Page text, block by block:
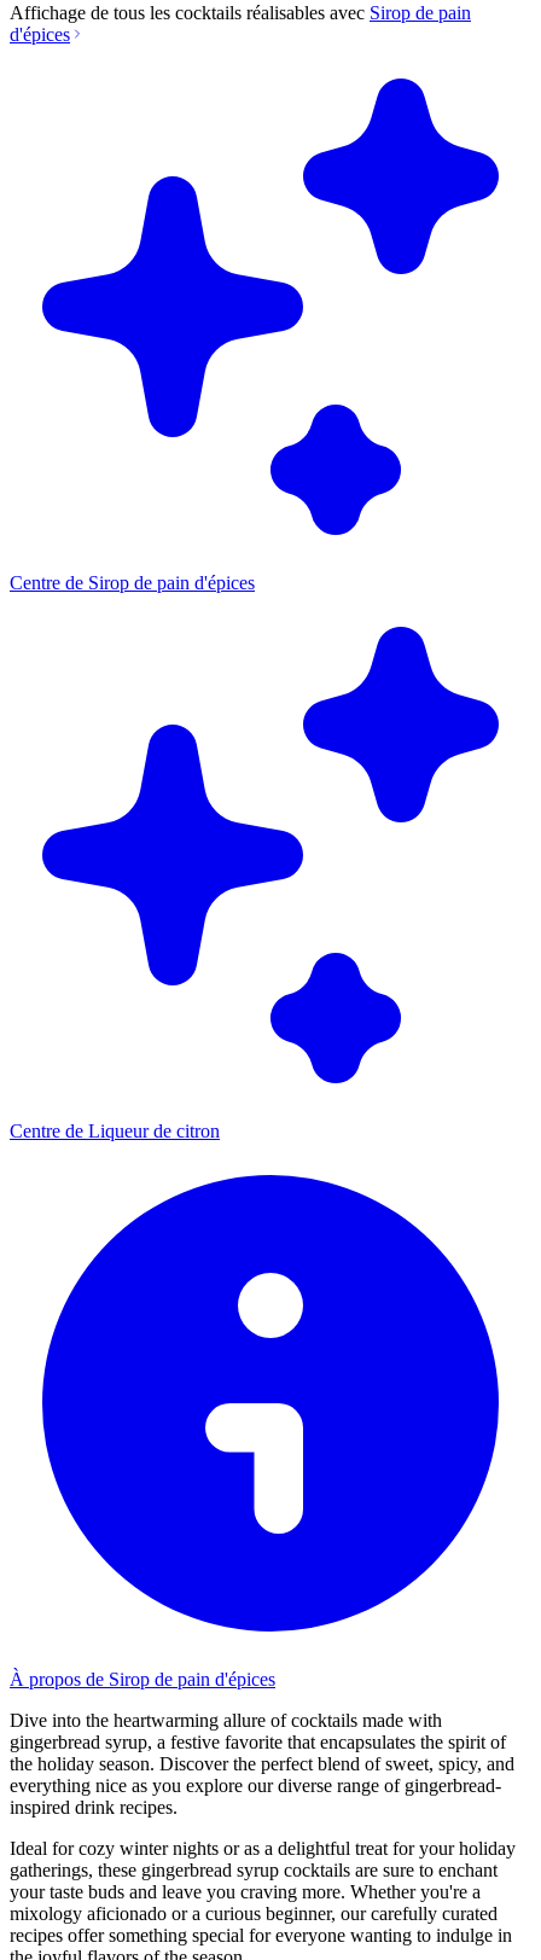
Affichage de tous les cocktails réalisables avec Sirop de pain
d'épices
Centre de Sirop de pain d'épices
Centre de Liqueur de citron
À propos de Sirop de pain d'épices
Dive into the heartwarming allure of cocktails made with
gingerbread syrup, a festive favorite that encapsulates the spirit of
the holiday season. Discover the perfect blend of sweet, spicy, and
everything nice as you explore our diverse range of gingerbread-
inspired drink recipes.
Ideal for cozy winter nights or as a delightful treat for your holiday
gatherings, these gingerbread syrup cocktails are sure to enchant
your taste buds and leave you craving more. Whether you're a
mixology aficionado or a curious beginner, our carefully curated
recipes offer something special for everyone wanting to indulge in